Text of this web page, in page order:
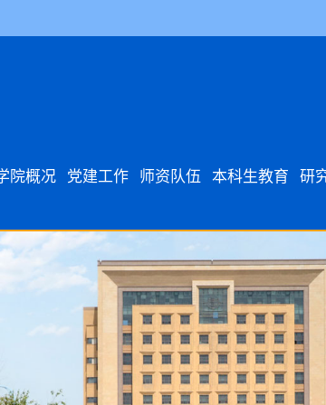
院概况 党建工作 师资队伍 本科生教育 研